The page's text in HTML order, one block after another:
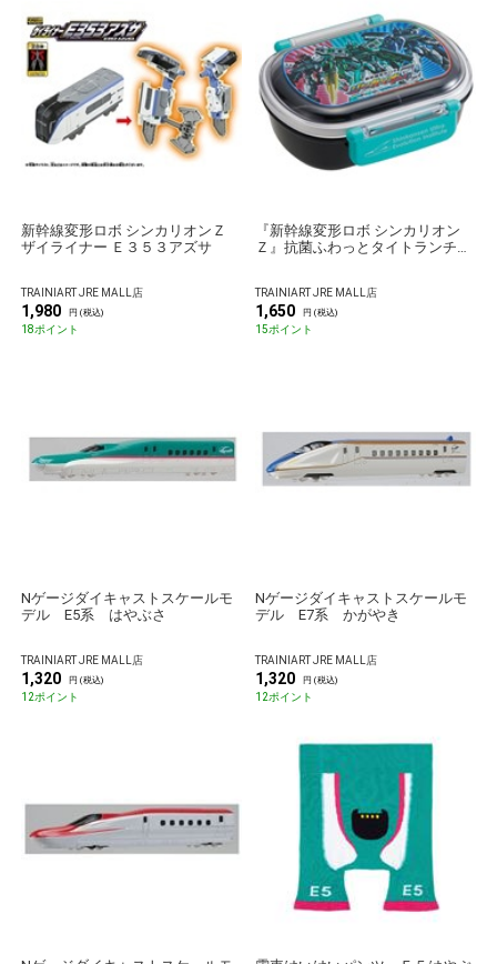
新幹線変形ロボ シンカリオンＺ
ザイライナー Ｅ３５３アズサ
TRAINIART JRE MALL店
1,980 円 (税込)
18ポイント
『新幹線変形ロボ シンカリオン
Ｚ』抗菌ふわっとタイトランチ
TRAINIART JRE MALL店
1,650 円 (税込)
15ポイント
Nゲージダイキャストスケールモ
デル E5系 はやぶさ
TRAINIART JRE MALL店
1,320 円 (税込)
12ポイント
Nゲージダイキャストスケールモ
デル E7系 かがやき
TRAINIART JRE MALL店
1,320 円 (税込)
12ポイント